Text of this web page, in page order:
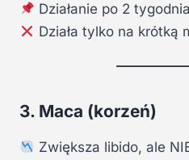
Działanie po 2
Działa tylko na krótką
3. Maca (korzeń)
Zwiększa libido, ale